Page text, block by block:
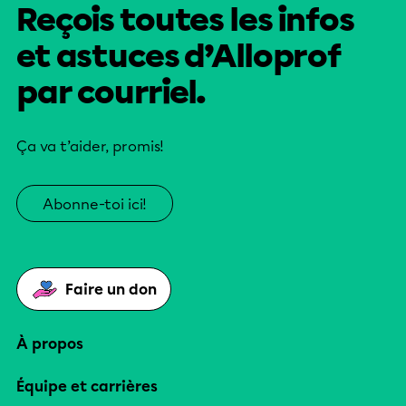
Reçois toutes les infos
et astuces d’Alloprof
par courriel.
Ça va t’aider, promis!
Abonne-toi ici!
Faire un don
À propos
Équipe et carrières